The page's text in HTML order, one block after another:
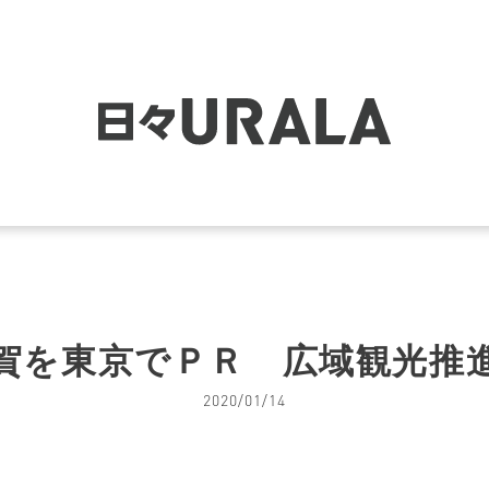
を東京でＰＲ 広域観光推
2020/01/14